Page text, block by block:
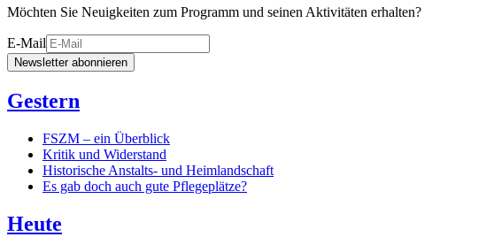
Möchten Sie Neuigkeiten zum Programm und seinen Aktivitäten erhalten?
E-Mail
Newsletter abonnieren
Gestern
FSZM – ein Überblick
Kritik und Widerstand
Historische Anstalts- und Heimlandschaft
Es gab doch auch gute Pflegeplätze?
Heute